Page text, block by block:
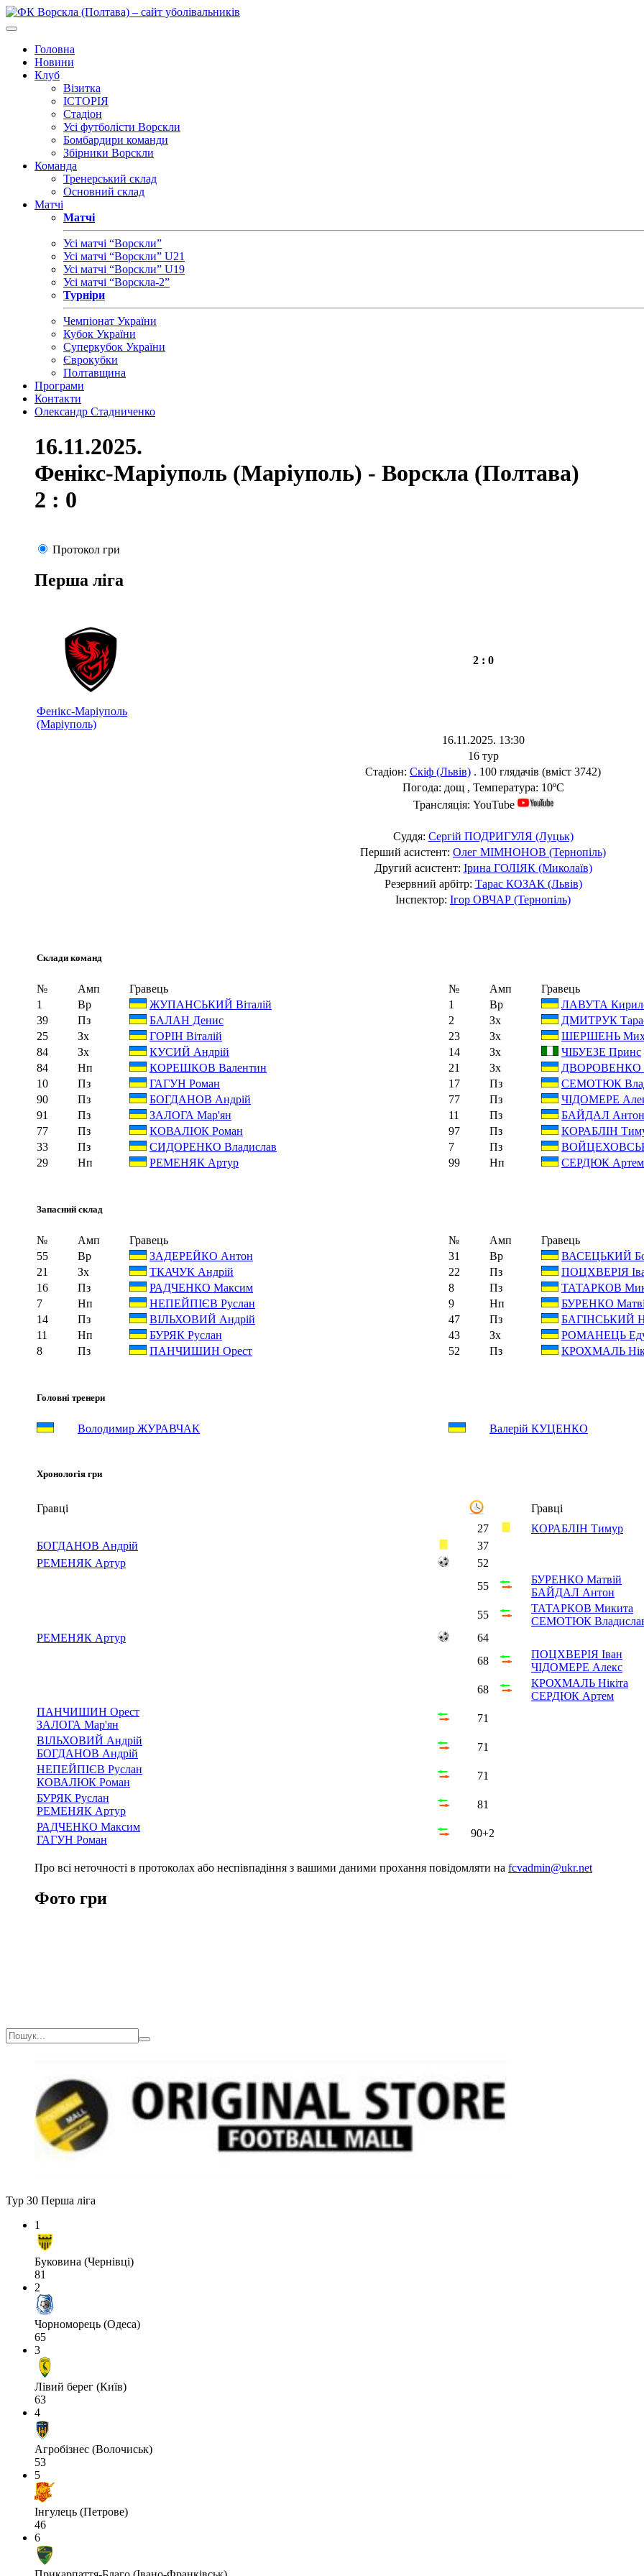
Головна
Новини
Клуб
Візитка
ІСТОРІЯ
Стадіон
Усі футболісти Ворскли
Бомбардири команди
Збірники Ворскли
Команда
Тренерський склад
Основний склад
Матчі
Матчі
Усі матчі “Ворскли”
Усі матчі “Ворскли” U21
Усі матчі “Ворскли” U19
Усі матчі “Ворскла-2”
Турніри
Чемпіонат України
Кубок України
Суперкубок України
Єврокубки
Полтавщина
Програми
Контакти
Олександр Стадниченко
16.11.2025.
Фенікс-Маріуполь (Маріуполь) - Ворскла (Полтава)
2 : 0
Протокол гри
Перша ліга
2 : 0
Фенікс-Маріуполь
(Маріуполь)
16.11.2025. 13:30
16 тур
Стадіон: Скіф (Львів) . 100 глядачів (вміст 3742)
Погода: дощ , Температура: 10ºC
Трансляція: YouTube
Суддя: Сергій ПОДРИГУЛЯ (Луцьк)
Перший асистент: Олег МІМНОНОВ (Тернопіль)
Другий асистент: Ірина ГОЛІЯК (Миколаїв)
Резервний арбітр: Тарас КОЗАК (Львів)
Інспектор: Ігор ОВЧАР (Тернопіль)
Склади команд
№ Амп Гравець № Амп
Гравець
1
Вр ЖУПАНСЬКИЙ Віталій 1 Вр
ЛАВУТА
39
Пз БАЛАН Денис 2 Зх
ДМИТРУК
25
Зх ГОРІН Віталій 23 Зх
ШЕРШЕНЬ
84
Зх КУСИЙ Андрій 14 Зх
ЧІБУЕЗЕ Принс
84
Нп КОРЕШКОВ Валентин 21 Зх
ДВОРОВЕНКО
10
Пз ГАГУН Роман 17 Пз
СЕМОТЮК
90
Пз БОГДАНОВ Андрій 77 Пз
ЧІДОМЕРЕ
91
Пз ЗАЛОГА Мар'ян 11 Пз
БАЙДАЛ Антон
77
Пз КОВАЛЮК Роман 97 Пз
КОРАБЛІН
33
Пз СИДОРЕНКО Владислав 7 Пз
29
Нп РЕМЕНЯК Артур 99 Нп СЕРДЮК Артем
Запасний склад
№ Амп Гравець № Амп
Гравець
55
Вр ЗАДЕРЕЙКО Антон 31 Вр
ВАСЕЦЬКИЙ
21
Зх ТКАЧУК Андрій 22 Пз
ПОЦХВЕРІЯ
16
Пз РАДЧЕНКО Максим 8 Пз
ТАТАРКОВ
7
Нп НЕПЕЙПІЄВ Руслан 9 Нп
БУРЕНКО
14
Пз ВІЛЬХОВИЙ Андрій 47 Пз
БАГІНСЬКИЙ
11
Нп БУРЯК Руслан 43 Зх
РОМАНЕЦЬ
8
Пз ПАНЧИШИН Орест 52 Пз КРОХМАЛЬ
Головні тренери
Володимир ЖУРАВЧАК Валерій КУЦЕНКО
Хронологія гри
Гравці
Гравці
27
КОРАБЛІН Тимур
БОГДАНОВ Андрій
37
РЕМЕНЯК Артур
52
55
БУРЕНКО Матвій
БАЙДАЛ Антон
55
ТАТАРКОВ Микита
СЕМОТЮК
РЕМЕНЯК Артур
64
68
ПОЦХВЕРІЯ Іван
ЧІДОМЕРЕ Алекс
68
КРОХМАЛЬ Нікіта
СЕРДЮК Артем
ПАНЧИШИН Орест
ЗАЛОГА Мар'ян
71
ВІЛЬХОВИЙ Андрій
БОГДАНОВ Андрій
71
НЕПЕЙПІЄВ Руслан
КОВАЛЮК Роман
71
БУРЯК Руслан
РЕМЕНЯК Артур
81
РАДЧЕНКО Максим
ГАГУН Роман
90+2
Про всі неточності в протоколах або неспівпадіння з вашими даними прохання повідомляти на fcvadmin@ukr.net
Фото гри
Тур 30 Перша ліга
1
Буковина (Чернівці)
81
2
Чорноморець (Одеса)
65
3
Лівий берег (Київ)
63
4
Агробізнес (Волочиськ)
53
5
Інгулець (Петрове)
46
6